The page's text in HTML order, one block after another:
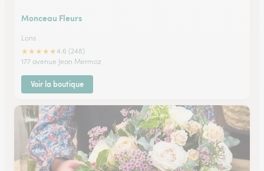
Monceau Fleurs
Lons
★★★★★4.6 (248)
177 avenue Jean Mermoz
Voir la boutique